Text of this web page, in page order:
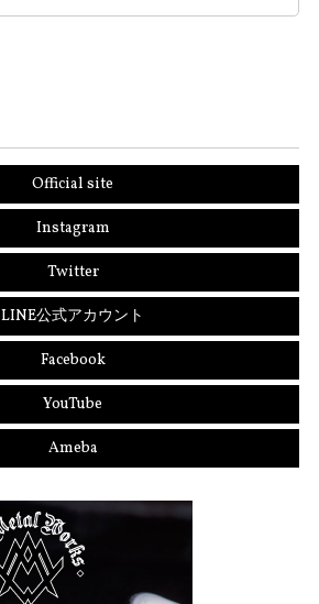
Official site
Instagram
Twitter
LINE公式アカウント
Facebook
YouTube
Ameba